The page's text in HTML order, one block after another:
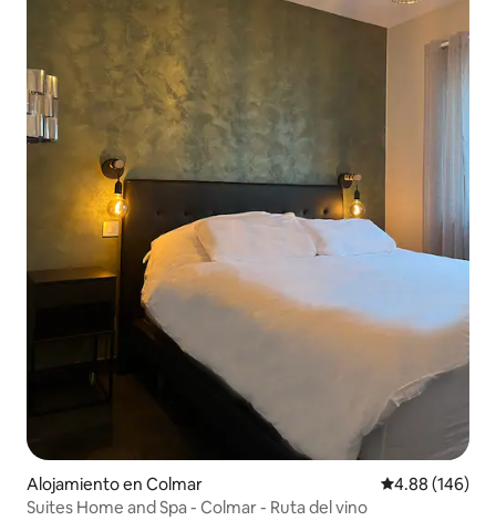
Alojamiento en Colmar Calificación
4.88 (146)
Suites Home and Spa - Colmar - Ruta del vino